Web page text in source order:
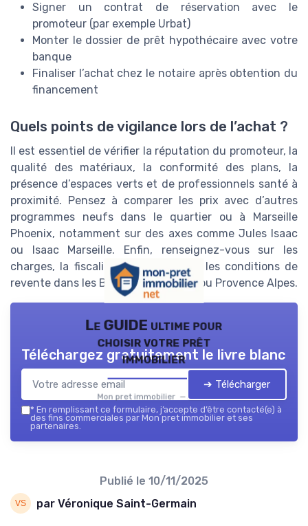
Signer un contrat de réservation avec le
promoteur (par exemple Urbat)
Monter le dossier de prêt hypothécaire avec votre
banque
Finaliser l’achat chez le notaire après obtention du
financement
Quels points de vigilance lors de l’achat ?
Il est essentiel de vérifier la réputation du promoteur, la
qualité des matériaux, la conformité des plans, la
présence d’espaces verts et de professionnels santé à
proximité. Pensez à comparer les prix avec d’autres
programmes neufs dans le quartier ou à Marseille
Phoenix, notamment sur des axes comme Jules Isaac
ou Isaac Marseille. Enfin, renseignez-vous sur les
charges, la fiscalité (TVA, LMNP) et les conditions de
revente dans les Bouches du Rhône ou Provence Alpes.
Le GUIDE ultime pour
choisir votre prêt
immobilier
Mon pret immobilier — 2026
Téléchargez gratuitement le livre blanc
➔ Télécharger
* En remplissant ce formulaire, j’accepte d’être contacté(e) à
des fins commerciales par Mon pret immobilier et ses
partenaires.
Publié le 10/11/2025
par Véronique Saint-Germain